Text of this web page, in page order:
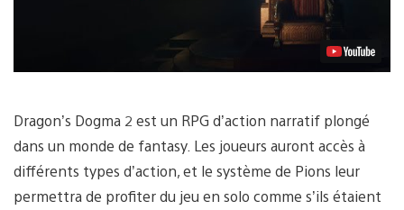
Dragon’s Dogma 2 est un RPG d’action narratif plongé
dans un monde de fantasy. Les joueurs auront accès à
différents types d’action, et le système de Pions leur
permettra de profiter du jeu en solo comme s’ils étaient